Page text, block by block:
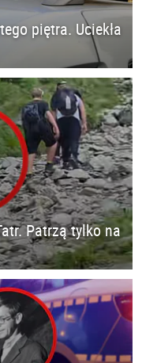
piętra. Uciekła
Patrzą tylko na